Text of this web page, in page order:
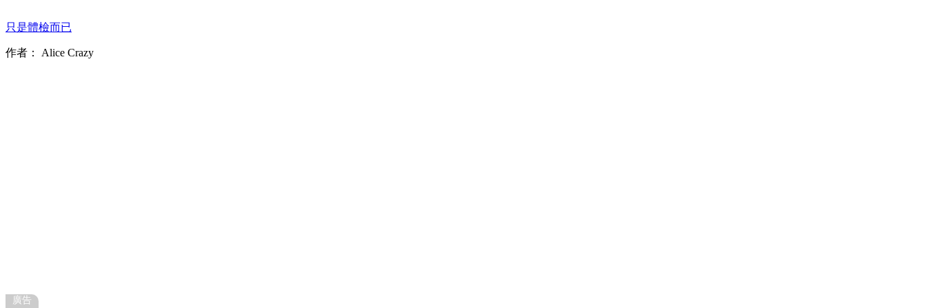
只是體檢而已
作者： Alice Crazy
廣告